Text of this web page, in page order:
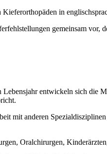
in
gemeinsam
entwickeln sich die
mit anderen
Oralchirurgen,